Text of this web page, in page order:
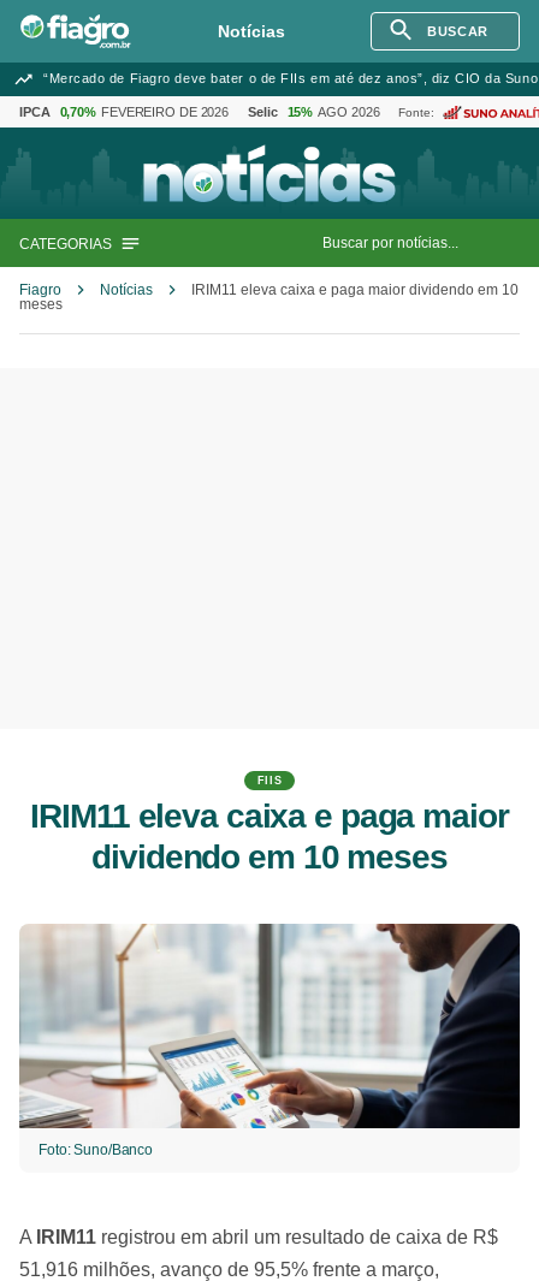
Notícias BUSCAR
“Mercado de Fiagro deve bater o de FIIs em até dez anos”, diz CIO da
IPCA 0,70% FEVEREIRO DE 2026 Selic 15% AGO 2026 Fonte:
CATEGORIAS
Fiagro Notícias
IRIM11 eleva caixa e paga maior dividendo em 10
meses
FIIS
IRIM11 eleva caixa e paga maior
dividendo em 10 meses
Foto: Suno/Banco
A IRIM11 registrou em abril um resultado de caixa de R$
51,916 milhões, avanço de 95,5% frente a março,